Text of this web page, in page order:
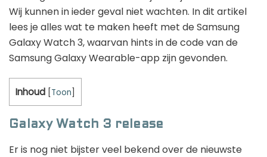
Wij kunnen in ieder geval niet wachten. In dit artikel
lees je alles wat te maken heeft met de Samsung
Galaxy Watch 3, waarvan hints in de code van de
Samsung Galaxy Wearable-app zijn gevonden.
Inhoud [Toon]
Galaxy Watch 3 release
Er is nog niet bijster veel bekend over de nieuwste